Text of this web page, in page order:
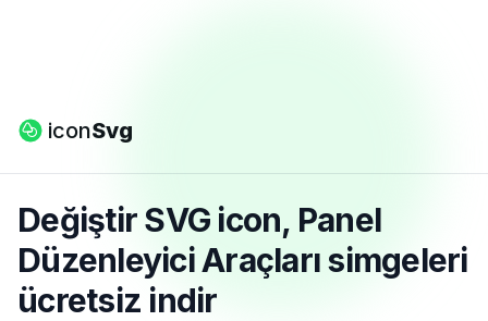
iconSvg
Değiştir SVG icon, Panel
Düzenleyici Araçları simgeleri
ücretsiz indir